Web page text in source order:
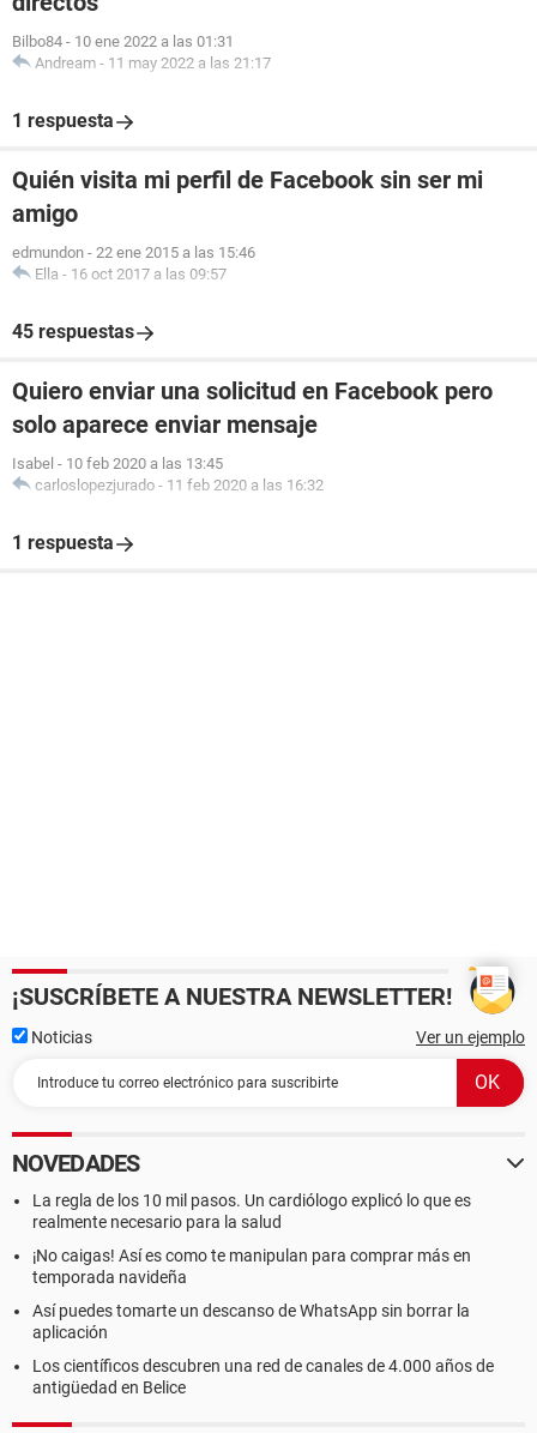
Bilbo84 - 10 ene 2022 a las 01:31
Andream - 11 may 2022 a las 21:17
1 respuesta
Quién visita mi perfil de Facebook sin ser mi
amigo
edmundon - 22 ene 2015 a las 15:46
Ella - 16 oct 2017 a las 09:57
45 respuestas
Quiero enviar una solicitud en Facebook pero
solo aparece enviar mensaje
Isabel - 10 feb 2020 a las 13:45
carloslopezjurado - 11 feb 2020 a las 16:32
1 respuesta
¡SUSCRÍBETE A NUESTRA NEWSLETTER!
Noticias Ver un ejemplo
NOVEDADES
La regla de los 10 mil pasos. Un cardiólogo explicó lo que es
realmente necesario para la salud
¡No caigas! Así es como te manipulan para comprar más en
temporada navideña
Así puedes tomarte un descanso de WhatsApp sin borrar la
aplicación
Los científicos descubren una red de canales de 4.000 años de
antigüedad en Belice